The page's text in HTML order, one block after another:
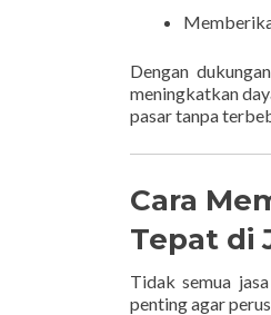
Dengan
meningkatkan
pasar tanpa
Cara
Tepat di
Tidak semua
penting agar